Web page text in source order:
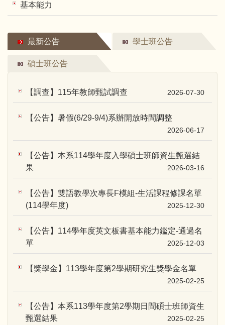
基本能力
最新公告 學士班公告
碩士班公告
【調查】115年教師甄試調查 2026-07-30
【公告】暑假(6/29-9/4)系辦開放時間調整
2026-06-17
【公告】本系114學年度入學碩士班師資生甄選結
果
2026-03-16
【公告】雙語教學次專長F模組-生活課程修課名單
(114學年度)
2025-12-30
【公告】114學年度英文板書基本能力鑑定-通過名
單
2025-12-03
【獎學金】113學年度第2學期研究生獎學金名單
2025-02-25
【公告】本系113學年度第2學期日間碩士班師資生
甄選結果
2025-02-25